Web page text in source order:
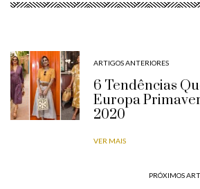
ARTIGOS ANTERIORES
6 Tendências
Europa
2020
VER MAIS
PRÓXIMOS